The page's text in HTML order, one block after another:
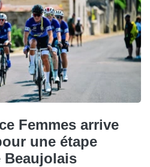
Femmes arrive
une étape
Beaujolais